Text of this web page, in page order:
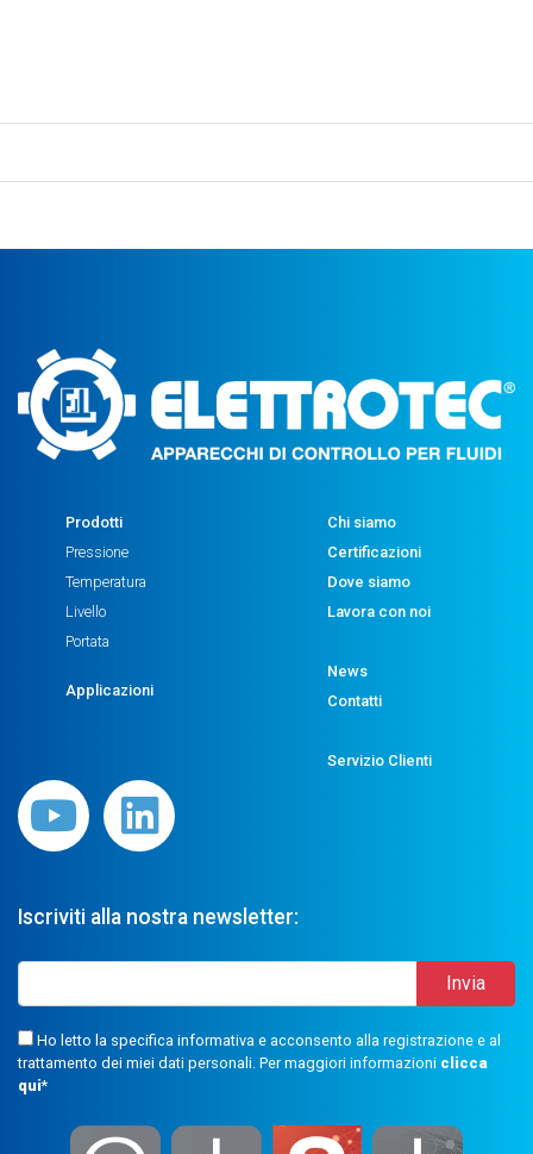
Prodotti
Pressione
Temperatura
Livello
Portata
Applicazioni
Chi siamo
Certificazioni
Dove siamo
Lavora con noi
News
Contatti
Servizio Clienti
Iscriviti alla nostra newsletter:
Ho letto la specifica informativa e acconsento alla registrazione e al
trattamento dei miei dati personali. Per maggiori informazioni clicca
qui*